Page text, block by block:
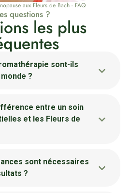
aux Fleurs de Bach - FAQ
questions ?
les plus
sont-ils
?
entre un soin
et les Fleurs de
sont nécessaires
?